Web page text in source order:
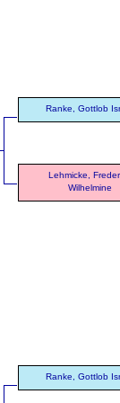
Ranke, Gottlob
Lehmicke,
Wilhelmine
Ranke, Gottlob